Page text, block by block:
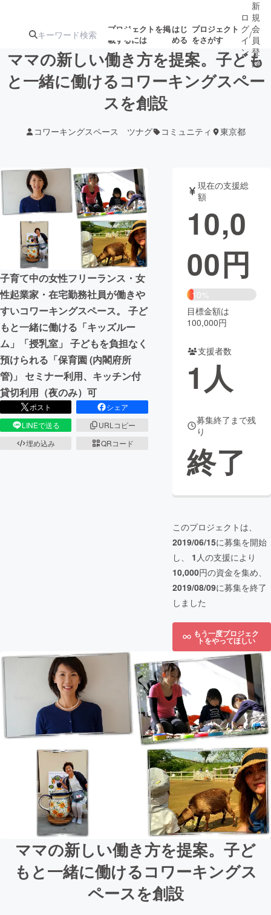
プロジェクトを掲
載するには
はじ
める
プロジェクト
をさがす
注目の新着プロ募集終了が近いプ
テクノロジー・ガジェット
映像・映画 書籍・雑誌
ビジネス・起業 チャレンジ
まちづくり・地域活性化
CAMPFIRE for Social Good
CAMPFIRE Creation
CAMPFIREふるさと納税 machi-ya コミュニティ
ロ
グ
イ
ン
/
新
規
会
員
登
録
ママの新しい働き方を提案。子ども
と一緒に働けるコワーキングスペー
スを創設
コワーキングスペース ツナグ コミュニティ 東京都
子育て中の女性フリーランス・女
性起業家・在宅勤務社員が働きや
すいコワーキングスペース。 子ど
もと一緒に働ける「キッズルー
ム」「授乳室」 子どもを負担なく
預けられる「保育園 (内閣府所
管)」 セミナー利用、キッチン付
貸切利用（夜のみ）可
ポスト
シェア
LINEで送る
URLコピー
埋め込み
QRコード
現在の支援総
額
10,0
00円
10%
目標金額は
100,000円
支援者数
1人
募集終了まで残
り
終了
このプロジェクトは、
2019/06/15に募集を開始
し、 1 人の支援により
10,000円の資金を集め、
2019/08/09に募集を終了
しました
もう一度プロジェク
トをやってほしい
ママの新しい働き方を提案。子ど
もと一緒に働けるコワーキングス
ペースを創設